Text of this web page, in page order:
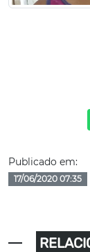
Publicado em:
17/06/2020 07:35